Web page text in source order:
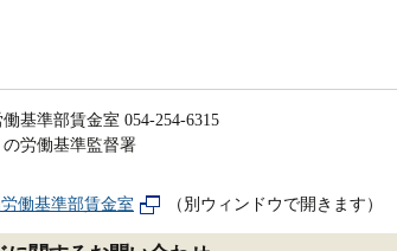
基準部賃金室 054-254-6315
の労働基準監督署
働基準部賃金室 （別ウィンドウで開きます）